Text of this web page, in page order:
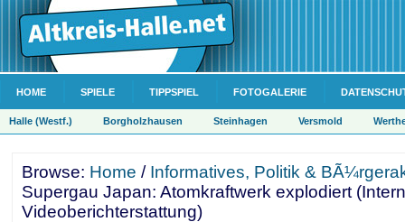
HOME SPIELE TIPPSPIEL FOTOGALERIE
Halle (Westf.) Borgholzhausen Steinhagen Versmold
Browse: Home / Informatives, Politik &
Supergau Japan: Atomkraftwerk explodiert
Videoberichterstattung)